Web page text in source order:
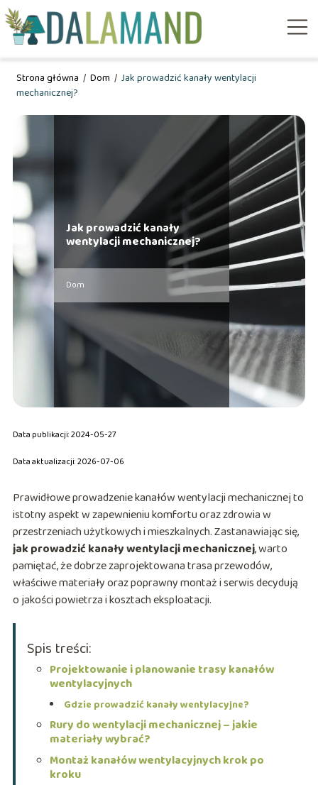
Strona główna / Dom / Jak prowadzić kanały wentylacji
mechanicznej?
Jak prowadzić kanały
wentylacji mechanicznej?
Dom
Data publikacji: 2024-05-27
Data aktualizacji: 2026-07-06
Prawidłowe prowadzenie kanałów wentylacji mechanicznej to
istotny aspekt w zapewnieniu komfortu oraz zdrowia w
przestrzeniach użytkowych i mieszkalnych. Zastanawiając się,
jak prowadzić kanały wentylacji mechanicznej, warto
pamiętać, że dobrze zaprojektowana trasa przewodów,
właściwe materiały oraz poprawny montaż i serwis decydują
o jakości powietrza i kosztach eksploatacji.
Spis treści:
Projektowanie i planowanie trasy kanałów
wentylacyjnych
Gdzie prowadzić kanały wentylacyjne?
Rury do wentylacji mechanicznej – jakie
materiały wybrać?
Montaż kanałów wentylacyjnych krok po
kroku